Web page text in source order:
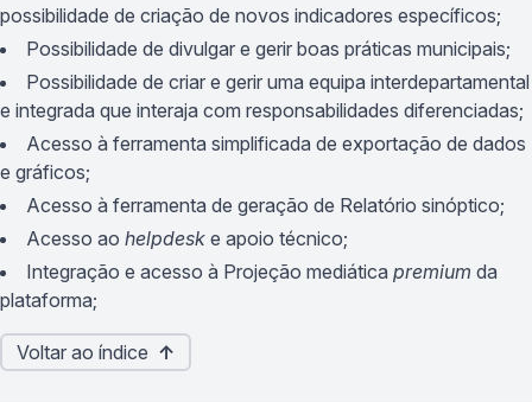
possibilidade de criação de novos indicadores específicos;
Possibilidade de divulgar e gerir boas práticas municipais;
Possibilidade de criar e gerir uma equipa interdepartamental
e integrada que interaja com responsabilidades diferenciadas;
Acesso à ferramenta simplificada de exportação de dados
e gráficos;
Acesso à ferramenta de geração de Relatório sinóptico;
Acesso ao helpdesk e apoio técnico;
Integração e acesso à Projeção mediática premium da
plataforma;
Voltar ao índice ↑